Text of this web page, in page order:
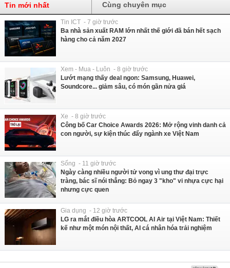
Tin mới nhất Cùng chuyên mục
Tin ICT - 7 giờ trước
Ba nhà sản xuất RAM lớn nhất thế giới đã bán hết sạch
hàng cho cả năm 2027
Xem - Mua - Luôn - 8 giờ trước
Lướt mạng thấy deal ngon: Samsung, Huawei,
Soundcore... giảm sâu, có món gần nửa giá
Xe - 8 giờ trước
Công bố Car Choice Awards 2026: Mở rộng vinh danh cả
con người, sự kiện thúc đẩy ngành xe Việt Nam
Sống - 11 giờ trước
Ngày càng nhiều người tử vong vì ung thư đại trực
tràng, bác sĩ nói thẳng: Bỏ ngay 3 "kho" vi nhựa cực hại
nhưng cực quen
Gia dụng - 12 giờ trước
LG ra mắt điều hòa ARTCOOL AI Air tại Việt Nam: Thiết
kế như một món nội thất, AI cá nhân hóa trải nghiệm